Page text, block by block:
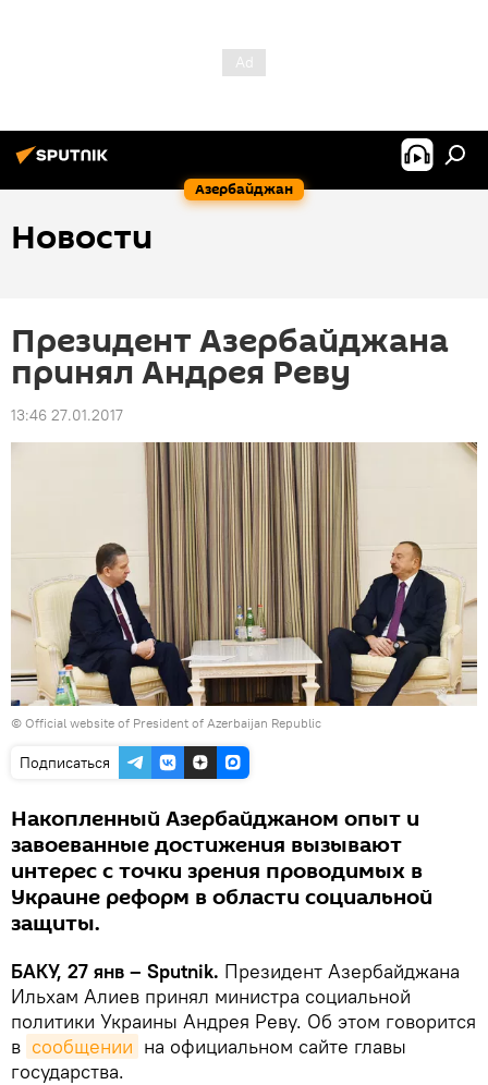
Азербайджан
Новости
Президент Азербайджана
принял Андрея Реву
13:46 27.01.2017
© Official website of President of Azerbaijan Republic
Подписаться
Накопленный Азербайджаном опыт и
завоеванные достижения вызывают
интерес с точки зрения проводимых в
Украине реформ в области социальной
защиты.
БАКУ, 27 янв – Sputnik. Президент Азербайджана
Ильхам Алиев принял министра социальной
политики Украины Андрея Реву. Об этом говорится
в сообщении на официальном сайте главы
государства.